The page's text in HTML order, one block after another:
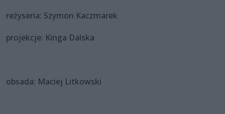
reżyseria: Szymon Kaczmarek
projekcje: Kinga Dalska
obsada: Maciej Litkowski